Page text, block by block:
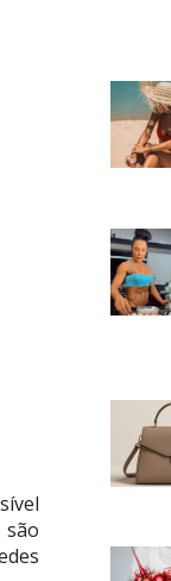
são